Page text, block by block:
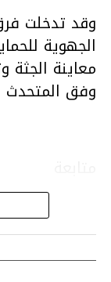
وقد تدخلت فرق
الجهوية
معاينة الجثة
وفق المتحدث
قسم الاخبار